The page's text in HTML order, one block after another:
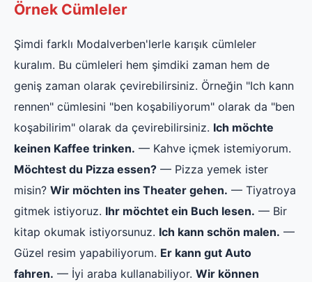
Örnek Cümleler
Şimdi farklı Modalverben'lerle karışık cümleler
kuralım. Bu cümleleri hem şimdiki zaman hem de
geniş zaman olarak çevirebilirsiniz. Örneğin "Ich kann
rennen" cümlesini "ben koşabiliyorum" olarak da "ben
koşabilirim" olarak da çevirebilirsiniz. Ich möchte
keinen Kaffee trinken. — Kahve içmek istemiyorum.
Möchtest du Pizza essen? — Pizza yemek ister
misin? Wir möchten ins Theater gehen. — Tiyatroya
gitmek istiyoruz. Ihr möchtet ein Buch lesen. — Bir
kitap okumak istiyorsunuz. Ich kann schön malen. —
Güzel resim yapabiliyorum. Er kann gut Auto
fahren. — İyi araba kullanabiliyor. Wir können